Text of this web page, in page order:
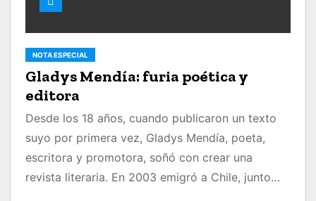
NOTA ESPECIAL
Gladys Mendía: furia poética y
editora
Desde los 18 años, cuando publicaron un texto
suyo por primera vez, Gladys Mendía, poeta,
escritora y promotora, soñó con crear una
revista literaria. En 2003 emigró a Chile, junto…